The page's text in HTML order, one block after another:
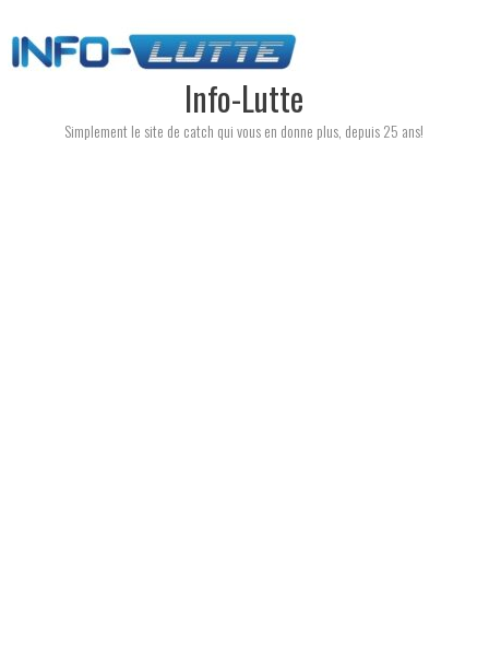
to
content
Info-Lutte
Simplement le site de catch qui vous en donne plus, depuis 25 ans!